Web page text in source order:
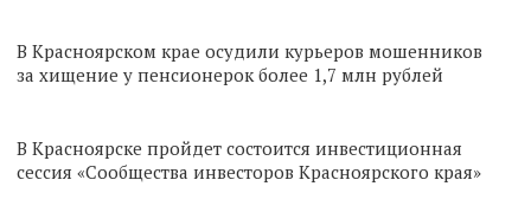
В Красноярском крае осудили курьеров мошенников
за хищение у пенсионерок более 1,7 млн рублей
В Красноярске пройдет состоится инвестиционная
сессия «Сообщества инвесторов Красноярского края»